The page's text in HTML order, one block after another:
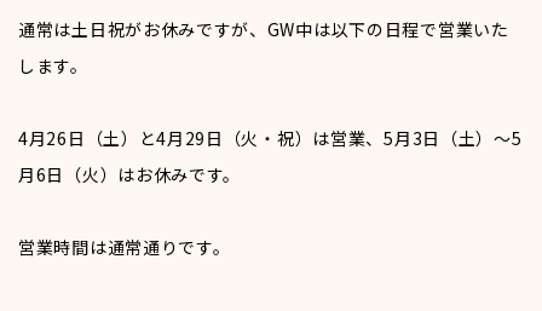
関連サイト
通常は土日祝がお休みですが、GW中は以下の日程で営業いた
します。
4月26日（土）と4月29日（火・祝）は営業、5月3日（土）～5
月6日（火）はお休みです。
営業時間は通常通りです。